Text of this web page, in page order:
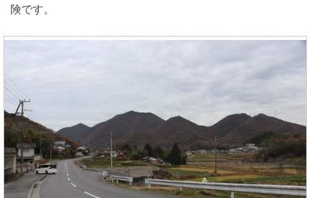
険です。